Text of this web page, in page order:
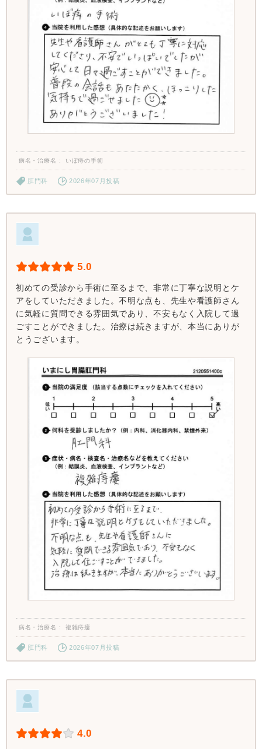
病名・治療名 いぼ痔の手術
肛門科 2026年07月投稿
5.0
初めての受診から手術に至るまで、非常に丁寧な説明とケ
アをしていただきました。不明な点も、先生や看護師さん
に気軽に質問できる雰囲気であり、不安もなく入院して過
ごすことができました。治療は続きますが、本当にありが
とうございます。
病名・治療名 複雑痔瘻
肛門科 2026年07月投稿
4.0